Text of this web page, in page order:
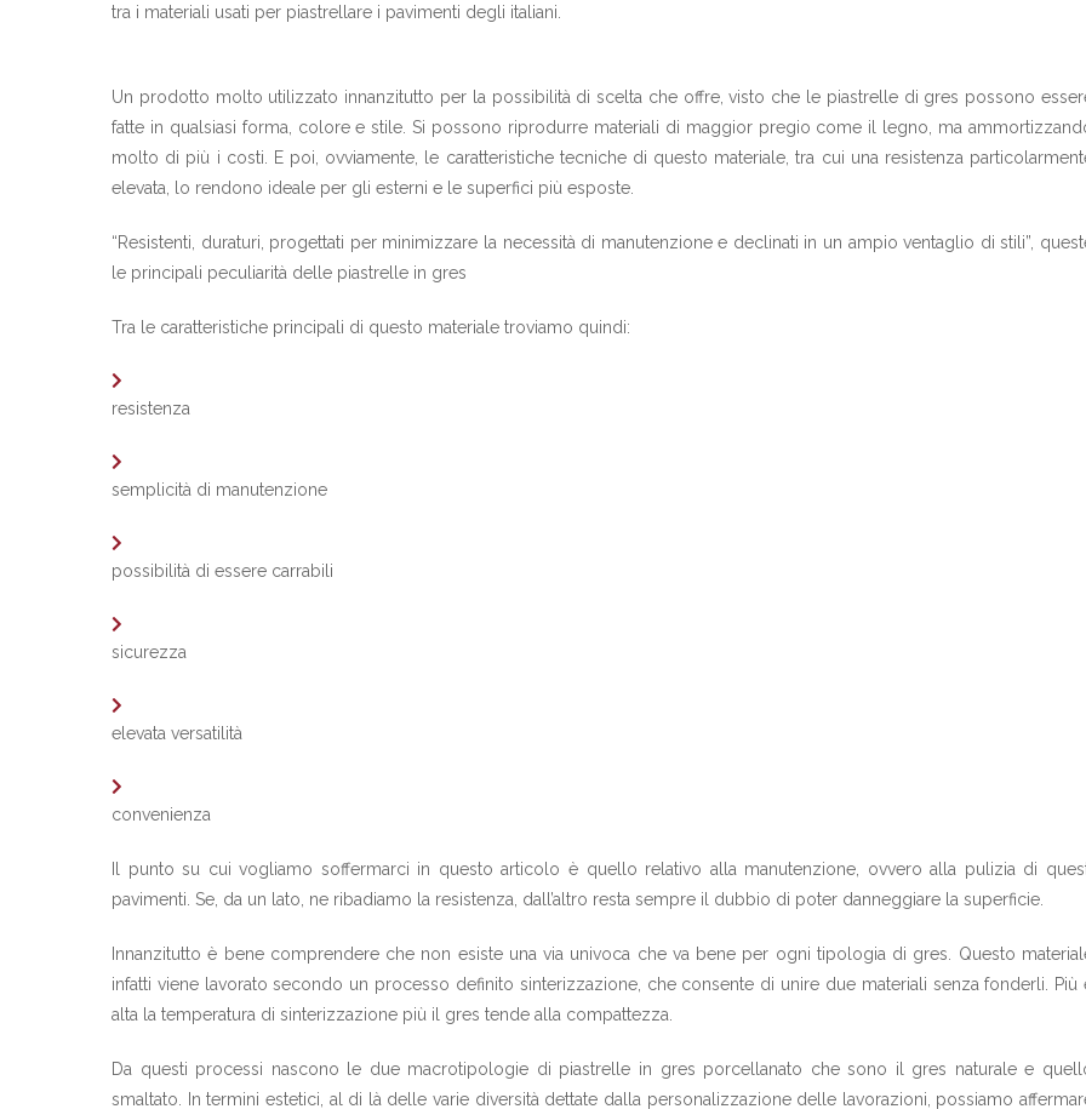
tra i materiali usati per piastrellare i pavimenti degli italiani.
Un prodotto molto utilizzato innanzitutto per la possibilità di scelta che offre, visto che le piastrelle di gres possono
fatte in qualsiasi forma, colore e stile. Si possono riprodurre materiali di maggior pregio come il legno, ma
molto di più i costi. E poi, ovviamente, le caratteristiche tecniche di questo materiale, tra cui una resistenza
elevata, lo rendono ideale per gli esterni e le superfici più esposte.
“Resistenti, duraturi, progettati per minimizzare la necessità di manutenzione e declinati in un ampio ventaglio di stili”,
le principali peculiarità delle piastrelle in gres
Tra le caratteristiche principali di questo materiale troviamo quindi:
resistenza
semplicità di manutenzione
possibilità di essere carrabili
sicurezza
elevata versatilità
convenienza
Il punto su cui vogliamo soffermarci in questo articolo è quello relativo alla manutenzione, ovvero alla pulizia di
pavimenti. Se, da un lato, ne ribadiamo la resistenza, dall’altro resta sempre il dubbio di poter danneggiare la superficie.
Innanzitutto è bene comprendere che non esiste una via univoca che va bene per ogni tipologia di gres. Questo
infatti viene lavorato secondo un processo definito sinterizzazione, che consente di unire due materiali senza fonderli. Più
alta la temperatura di sinterizzazione più il gres tende alla compattezza.
Da questi processi nascono le due macrotipologie di piastrelle in gres porcellanato che sono il gres naturale e
smaltato. In termini estetici, al di là delle varie diversità dettate dalla personalizzazione delle lavorazioni, possiamo